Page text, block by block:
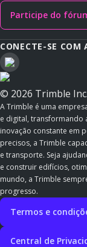
Participe do
CONECTE-SE COM
© 2026 Trimble Inc.
A Trimble é uma
e digital, transformando
inovação constante em
precisos, a Trimble
e transporte. Seja
e construir edifícios,
mundo, a Trimble
progresso.
Termos e
Central de